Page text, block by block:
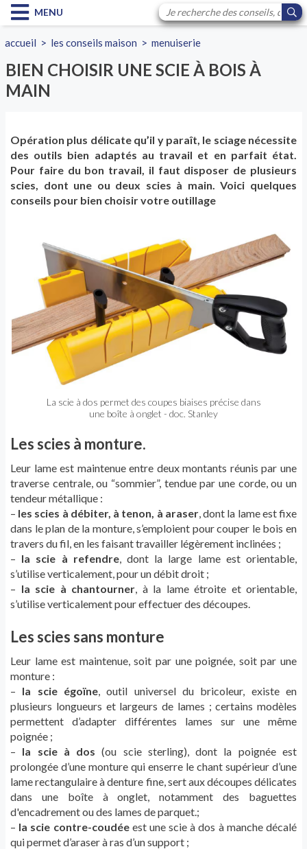
MENU
accueil > les conseils maison >menuiserie
BIEN CHOISIR UNE SCIE À BOIS À
MAIN
Opération plus délicate qu’il y paraît, le sciage nécessite
des outils bien adaptés au travail et en parfait état.
Pour faire du bon travail, il faut disposer de plusieurs
scies, dont une ou deux scies à main. Voici quelques
conseils pour bien choisir votre outillage
La scie à dos permet des coupes biaises précise dans
une boîte à onglet - doc. Stanley
Les scies à monture.
Leur lame est maintenue entre deux montants réunis par une
traverse centrale, ou “sommier”, tendue par une corde, ou un
tendeur métallique :
– les scies à débiter, à tenon, à araser, dont la lame est fixe
dans le plan de la monture, s’emploient pour couper le bois en
travers du fil, en les faisant travailler légèrement inclinées ;
– la scie à refendre, dont la large lame est orientable,
s’utilise verticalement, pour un débit droit ;
– la scie à chantourner , à la lame étroite et orientable,
s’utilise verticalement pour effectuer des découpes.
Les scies sans monture
Leur lame est maintenue, soit par une poignée, soit par une
monture :
– la scie égoïne , outil universel du bricoleur, existe en
plusieurs longueurs et largeurs de lames ; certains modèles
permettent d’adapter différentes lames sur une même
poignée ;
– la scie à dos (ou scie sterling), dont la poignée est
prolongée d’une monture qui enserre le chant supérieur d’une
lame rectangulaire à denture fine, sert aux découpes délicates
dans une boîte à onglet, notamment des baguettes
d'encadrement ou des lames de parquet.;
– la scie contre-coudéeest une scie à dos à manche décalé
qui permet d’araser à ras d’un support ;